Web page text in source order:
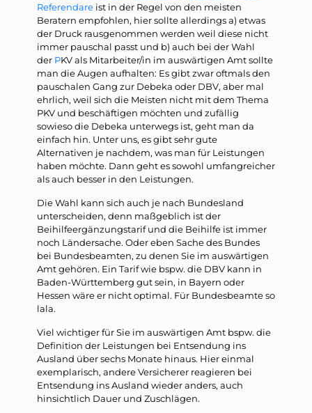
Referendare ist in der Regel von den meisten
Beratern empfohlen, hier sollte allerdings a) etwas
der Druck rausgenommen werden weil diese nicht
immer pauschal passt und b) auch bei der Wahl
der PKV als Mitarbeiter/in im auswärtigen Amt sollte
man die Augen aufhalten: Es gibt zwar oftmals den
pauschalen Gang zur Debeka oder DBV, aber mal
ehrlich, weil sich die Meisten nicht mit dem Thema
PKV und beschäftigen möchten und zufällig
sowieso die Debeka unterwegs ist, geht man da
einfach hin. Unter uns, es gibt sehr gute
Alternativen je nachdem, was man für Leistungen
haben möchte. Dann geht es sowohl umfangreicher
als auch besser in den Leistungen.
Die Wahl kann sich auch je nach Bundesland
unterscheiden, denn maßgeblich ist der
Beihilfeergänzungstarif und die Beihilfe ist immer
noch Ländersache. Oder eben Sache des Bundes
bei Bundesbeamten, zu denen Sie im auswärtigen
Amt gehören. Ein Tarif wie bspw. die DBV kann in
Baden-Württemberg gut sein, in Bayern oder
Hessen wäre er nicht optimal. Für Bundesbeamte so
lala.
Viel wichtiger für Sie im auswärtigen Amt bspw. die
Definition der Leistungen bei Entsendung ins
Ausland über sechs Monate hinaus. Hier einmal
exemplarisch, andere Versicherer reagieren bei
Entsendung ins Ausland wieder anders, auch
hinsichtlich Dauer und Zuschlägen.